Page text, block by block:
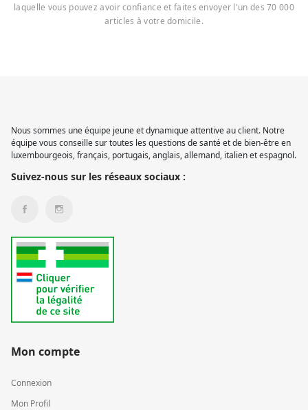
laquelle vous pouvez avoir confiance et faites envoyer l'un des 70 000
articles à votre domicile.
Nous sommes une équipe jeune et dynamique attentive au client. Notre
équipe vous conseille sur toutes les questions de santé et de bien-être en
luxembourgeois, français, portugais, anglais, allemand, italien et espagnol.
Suivez-nous sur les réseaux sociaux :
Mon compte
Connexion
Mon Profil